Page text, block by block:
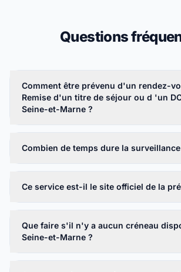
Questions
Comment être prévenu d'un rendez-
Remise d'un titre de séjour ou d 'un
Seine-et-Marne ?
Combien de temps dure la surveillance
Ce service est-il le site officiel de la
Que faire s'il n'y a aucun créneau
Seine-et-Marne ?